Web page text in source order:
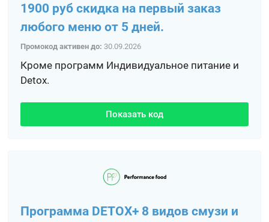
1900 руб скидка на первый заказ
любого меню от 5 дней.
Промокод активен до: 30.09.2026
Кроме программ Индивидуальное питание и
Detox.
Показать код
Программа DETOX+ 8 видов смузи и